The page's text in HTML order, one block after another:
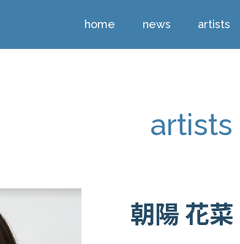
home news artists
artists
朝陽 花菜